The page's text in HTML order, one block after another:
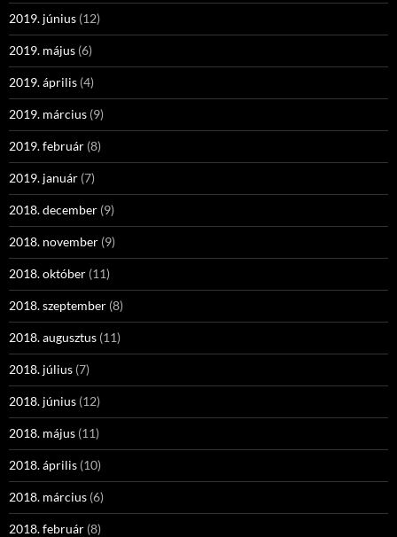
2019. június (12)
2019. május (6)
2019. április (4)
2019. március (9)
2019. február (8)
2019. január (7)
2018. december (9)
2018. november (9)
2018. október (11)
2018. szeptember (8)
2018. augusztus (11)
2018. július (7)
2018. június (12)
2018. május (11)
2018. április (10)
2018. március (6)
2018. február (8)